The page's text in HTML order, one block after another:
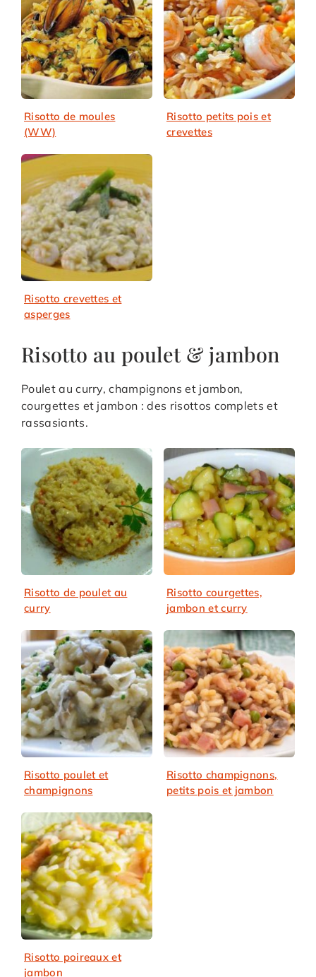
Risotto de moules
(WW)
Risotto petits pois et
crevettes
Risotto crevettes et
asperges
Risotto au poulet & jambon
Poulet au curry, champignons et jambon,
courgettes et jambon : des risottos complets et
rassasiants.
Risotto de poulet au
curry
Risotto courgettes,
jambon et curry
Risotto poulet et
champignons
Risotto champignons,
petits pois et jambon
Risotto poireaux et
jambon